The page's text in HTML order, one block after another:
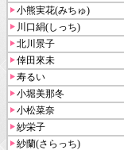
小熊実花(みちゅ)
川口絹(しっち)
北川景子
倖田來未
寿るい
小堀美那冬
小松菜奈
紗栄子
紗蘭(さらっち)